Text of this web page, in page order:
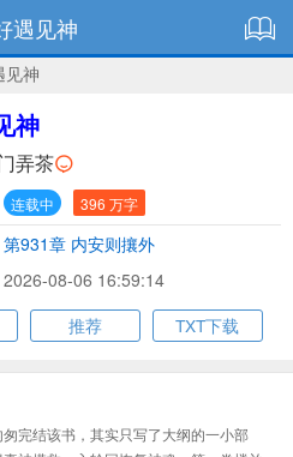
遇见神
见神
神
弄茶
连载中 396 万字
第931章 内安则攘外
08-06 16:59:14
推荐 TXT下载
完结该书，其实只写了大纲的一小部